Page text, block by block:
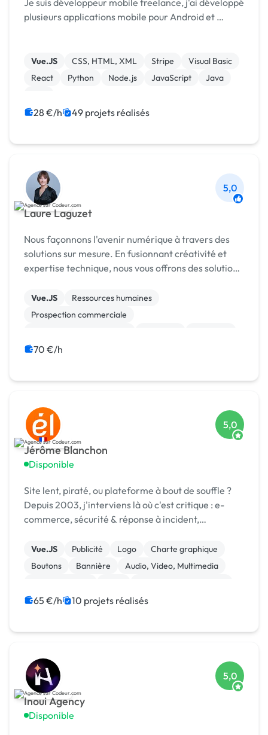
Je suis développeur mobile freelance, j'ai développé
plusieurs applications mobile pour Android et …
Vue.JS CSS, HTML, XML Stripe
Visual Basic
React
Python Node.js JavaScript
Java
28 €/h 49 projets réalisés
Laure Laguzet
5,0
Nous façonnons l'avenir numérique à travers des
solutions sur mesure. En fusionnant créativité et
expertise technique, nous vous offrons des solutions
Rejoignez-nous pour une expérience unique a...
Vue.JS
Ressources humaines
Prospection commerciale
Maintenance
70 €/h
Jérôme Blanchon
Disponible
5,0
Site lent, piraté, ou plateforme à bout de souffle ?
Depuis 2003, j'interviens là où c'est critique : e-
commerce, sécurité & réponse à incident,
Vue.JS Publicité Logo
Charte graphique
Boutons
Bannière
Audio, Video, Multimedia
65 €/h 10 projets réalisés
Inoui Agency
Disponible
5,0